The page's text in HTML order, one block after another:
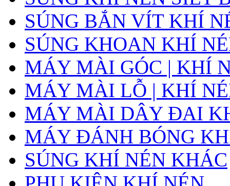
SÚNG BẮN VÍT KHÍ
SÚNG KHOAN KHÍ
MÁY MÀI GÓC | KHÍ
MÁY MÀI LỖ | KHÍ
MÁY MÀI DÂY ĐAI
MÁY ĐÁNH BÓNG
SÚNG KHÍ NÉN KHÁC